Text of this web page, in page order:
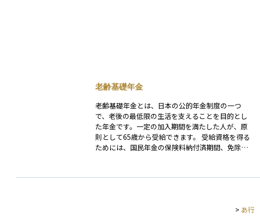
老齢基礎年金
老齢基礎年金とは、日本の公的年金制度の一つ
で、老後の最低限の生活を支えることを目的とし
た年金です。一定の加入期間を満たした人が、原
則として65歳から受給できます。 受給資格を得る
ためには、国民年金の保険料納付済期間、免除期
歳までの40年間（480月）にわたる国民年金の加
> あ行